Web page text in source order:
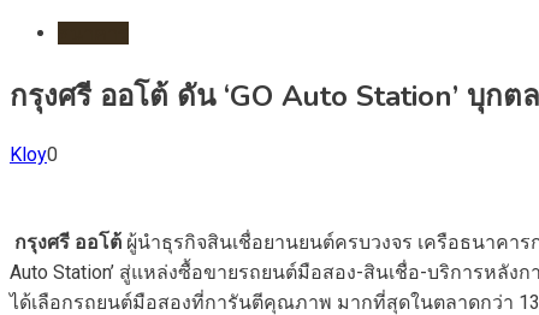
กรุงศรี ออโต้ ดัน ‘GO Auto Station’ บุก
Kloy0
กรุงศรี ออโต้ ผู้นำธุรกิจสินเชื่อยานยนต์ครบวงจร เครือธนาคาร
Auto Station’ สู่แหล่งซื้อขายรถยนต์มือสอง-สินเชื่อ-บริการหลัง
ได้เลือกรถยนต์มือสองที่การันตีคุณภาพ มากที่สุดในตลาดกว่า